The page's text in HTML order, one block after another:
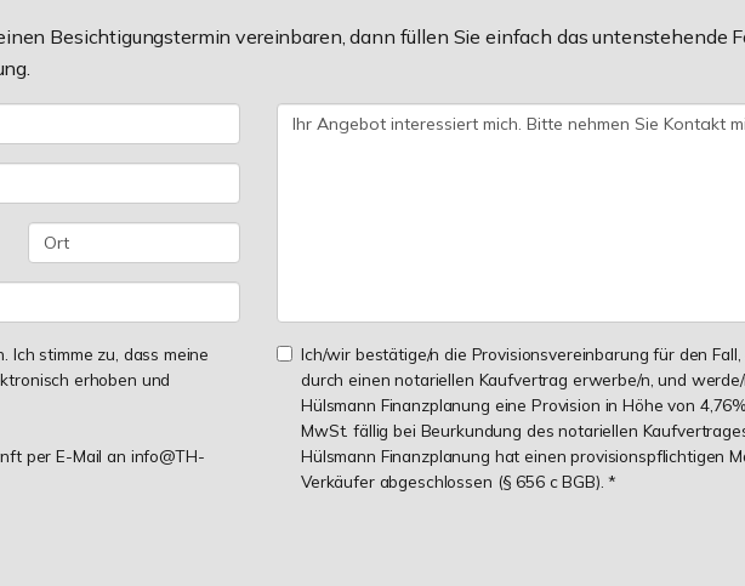
Besichtigungstermin vereinbaren, dann füllen Sie einfach das untenstehende
Ich stimme zu, dass meine
erhoben und
per E-Mail an info@TH-
Ich/wir bestätige/n die Provisionsvereinbarung für den
durch einen notariellen Kaufvertrag erwerbe/n, und
Hülsmann Finanzplanung eine Provision in Höhe von
MwSt. fällig bei Beurkundung des notariellen
Hülsmann Finanzplanung hat einen provisionspflichtigen
Verkäufer abgeschlossen (§ 656 c BGB). *